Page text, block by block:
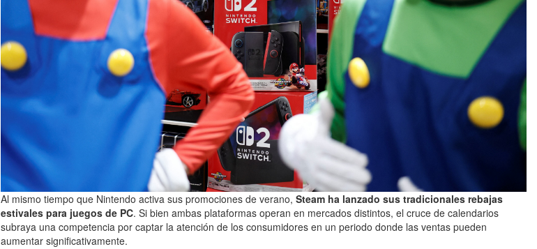
Al mismo tiempo que Nintendo activa sus promociones de verano, Steam ha lanzado sus tradicionales rebajas
estivales para juegos de PC. Si bien ambas plataformas operan en mercados distintos, el cruce de calendarios
subraya una competencia por captar la atención de los consumidores en un periodo donde las ventas pueden
aumentar significativamente.